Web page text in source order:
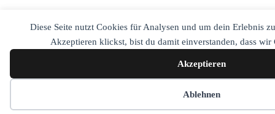
Diese Seite nutzt Cookies für Analysen und um dein Erlebnis
Akzeptieren klickst, bist du damit einverstanden, dass wir
Akzeptieren
Ablehnen